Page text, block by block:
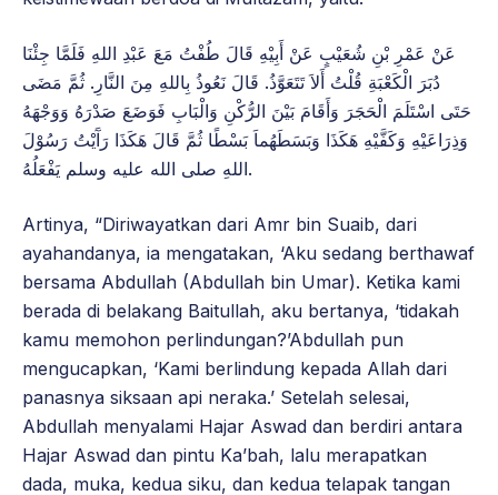
عَنْ عَمْرِ بْنِ شُعَيْبٍ عَنْ أَبِيْهِ قَالَ طُفْتُ مَعَ عَبْدِ اللهِ فَلَمَّا جِئْنَا
دُبَرَ الْكَعْبَةِ قُلْتُ أَلاَ تَتَعَوَّذُ. قَالَ نَعُوذُ بِاللهِ مِنَ النَّارِ. ثُمَّ مَضَى
حَتَى اسْتَلَمَ الْحَجَرَ وَأَقَامَ بَيْنَ الرُّكْنِ وَالْبَابِ فَوَضَعَ صَدْرَهُ وَوَجْهَهُ
وَذِرَاعَيْهِ وَكَفَّيْهِ هَكَذَا وَبَسَطَهُماَ بَسْطًا ثُمَّ قَالَ هَكَذَا رَآَيْتُ رَسُوْلَ
اللهِ صلى الله عليه وسلم يَفْعَلُهُ.
Artinya, “Diriwayatkan dari Amr bin Suaib, dari
ayahandanya, ia mengatakan, ‘Aku sedang berthawaf
bersama Abdullah (Abdullah bin Umar). Ketika kami
berada di belakang Baitullah, aku bertanya, ‘tidakah
kamu memohon perlindungan?’Abdullah pun
mengucapkan, ‘Kami berlindung kepada Allah dari
panasnya siksaan api neraka.’ Setelah selesai,
Abdullah menyalami Hajar Aswad dan berdiri antara
Hajar Aswad dan pintu Ka’bah, lalu merapatkan
dada, muka, kedua siku, dan kedua telapak tangan